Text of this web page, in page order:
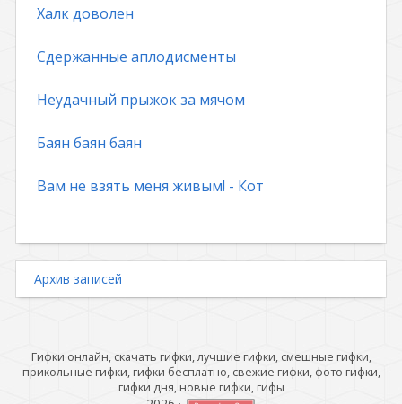
Халк доволен
Сдержанные аплодисменты
Неудачный прыжок за мячом
Баян баян баян
Вам не взять меня живым! - Кот
Архив записей
Гифки онлайн, скачать гифки, лучшие гифки, смешные гифки,
прикольные гифки, гифки бесплатно, свежие гифки, фото гифки,
гифки дня, новые гифки, гифы